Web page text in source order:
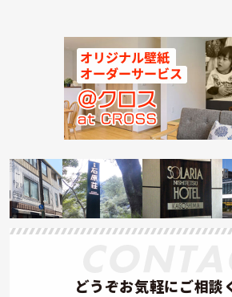
どうぞお気軽にご相談